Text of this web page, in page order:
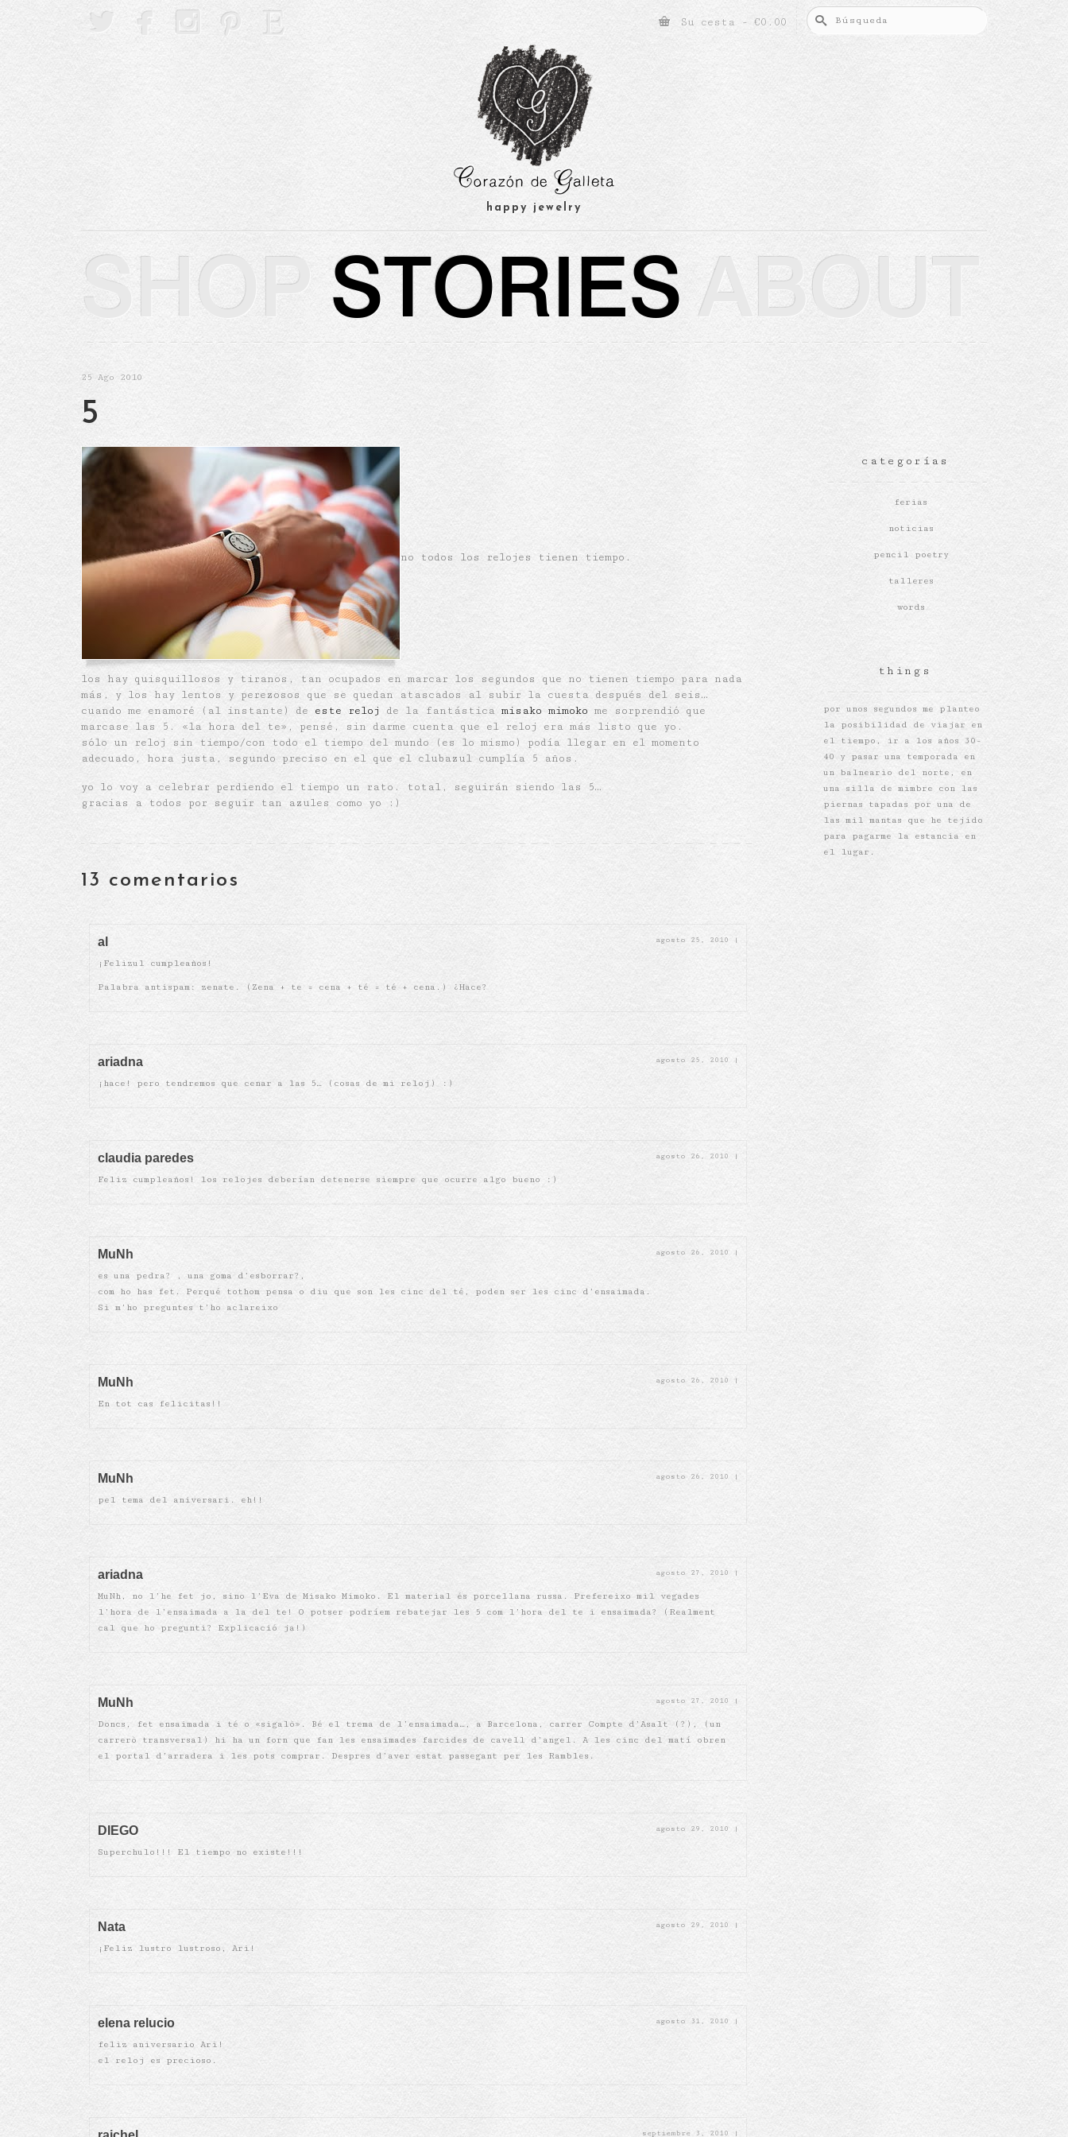
Buscar
por:
Su cesta - €0.00
    
happy jewelry
SHOP STORIESABOUT
25 Ago 2010
5
no todos los relojes tienen tiempo.
los hay quisquillosos y tiranos, tan ocupados en marcar los segundos que no tienen tiempo para nada
más, y los hay lentos y perezosos que se quedan atascados al subir la cuesta después del seis…
cuando me enamoré (al instante) de este reloj de la fantástica misako mimoko me sorprendió que
marcase las 5. «la hora del te», pensé, sin darme cuenta que el reloj era más listo que yo.
sólo un reloj sin tiempo/con todo el tiempo del mundo (es lo mismo) podía llegar en el momento
adecuado, hora justa, segundo preciso en el que el clubazul cumplía 5 años.
yo lo voy a celebrar perdiendo el tiempo un rato. total, seguirán siendo las 5…
gracias a todos por seguir tan azules como yo :)
13 comentarios
al agosto 25, 2010 |
¡Felizul cumpleaños!
Palabra antispam: zenate. (Zena + te = cena + té = té + cena.) ¿Hace?
ariadna agosto 25, 2010 |
¡hace! pero tendremos que cenar a las 5… (cosas de mi reloj) :)
claudia paredes agosto 26, 2010 |
Feliz cumpleaños! los relojes deberían detenerse siempre que ocurre algo bueno :)
MuNh agosto 26, 2010 |
es una pedra? , una goma d’esborrar?,
com ho has fet. Perqué tothom pensa o diu que son les cinc del té, poden ser les cinc d’ensaimada.
Si m’ho preguntes t’ho aclareixo
MuNh agosto 26, 2010 |
En tot cas felicitas!!
MuNh agosto 26, 2010 |
pel tema del aniversari. eh!!
ariadna agosto 27, 2010 |
MuNh, no l’he fet jo, sino l’Eva de Misako Mimoko. El material és porcellana russa. Prefereixo mil vegades
l’hora de l’ensaimada a la del te! O potser podríem rebatejar les 5 com l’hora del te i ensaimada? (Realment
cal que ho pregunti? Explicació ja!)
MuNh agosto 27, 2010 |
Doncs, fet ensaimada i té o «sigalò». Bé el trema de l’ensaimada…, a Barcelona, carrer Compte d’Asalt (?), (un
carrerò transversal) hi ha un forn que fan les ensaimades farcides de cavell d’angel. A les cinc del matí obren
el portal d’arradera i les pots comprar. Despres d’aver estat passegant per les Rambles.
DIEGO agosto 29, 2010 |
Superchulo!!! El tiempo no existe!!!
Nata agosto 29, 2010 |
¡Feliz lustro lustroso, Ari!
elena relucio agosto 31, 2010 |
feliz aniversario Ari!
el reloj es precioso.
septiembre 3, 2010 |
categorías
ferias
noticias
pencil poetry
talleres
words
things
por unos segundos me planteo
la posibilidad de viajar en
el tiempo, ir a los años 30-
40 y pasar una temporada en
un balneario del norte, en
una silla de mimbre con las
piernas tapadas por una de
las mil mantas que he tejido
para pagarme la estancia en
el lugar.